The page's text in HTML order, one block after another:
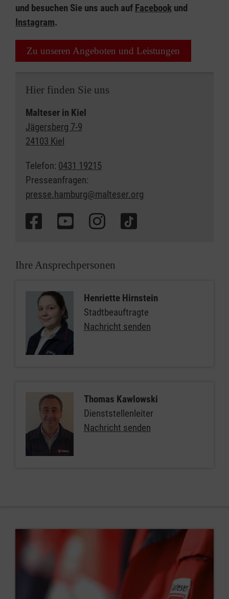
und besuchen Sie uns auch auf Facebook und
Instagram.
Zu unseren Angeboten und Leistungen
Hier finden Sie uns
Malteser in Kiel
Jägersberg 7-9
24103 Kiel
Telefon: 0431 19215
Presseanfragen:
presse.hamburg@malteser.org
Ihre Ansprechpersonen
Henriette Hirnstein
Stadtbeauftragte
Nachricht senden
Thomas Kawlowski
Dienststellenleiter
Nachricht senden